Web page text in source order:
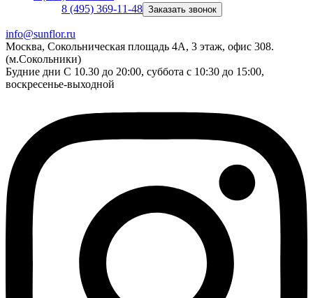
8 (495) 369-11-48 Заказать звонок
info@sunflor.ru
Москва, Сокольническая площадь 4А, 3 этаж, офис 308.
(м.Сокольники)
Будние дни C 10.30 до 20:00, суббота с 10:30 до 15:00,
воскресенье-выходной